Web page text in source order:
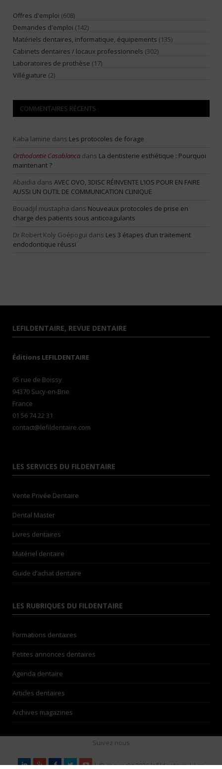
Offres d'emploi (608)
Demandes d'emploi (142)
Matériels dentaires, informatique, équipements (135)
Cabinets dentaires / locaux professionnels (302)
Laboratoires de prothèse (17)
Villégiature (2)
COMMENTAIRES RÉCENTS
Kaba lamine dans Les protocoles de forage
Orthodontie Casablanca dans La dentisterie esthétique : Pourquoi
maintenant ?
Abaidia dans AVEC OVO, 3DISC RÉINVENTE L’IOS POUR EN FAIRE
AUSSI UN OUTIL DE COMMUNICATION CLINIQUE
Bouadjil mustapha dans Nouveaux protocoles de prise en
charge des patients sous anticoagulants
Dr Robert Koly Goépogui dans Les 3 étapes d’un traitement
endodontique réussi
LEFILDENTAIRE, REVUE DENTAIRE
Éditions LEFILDENTAIRE
95 rue de Boissy
94370 Sucy-en-Brie
France
01 56 74 22 31
contact@lefildentaire.com
LES SERVICES DU FILDENTAIRE
Vente Privée Dentaire
Dental Master
Livres dentaires
Matériel dentaire
Guide d’achat dentaire
LES RUBRIQUES DU FILDENTAIRE
Formations dentaires
Petites annonces dentaires
Agenda dentaire
Articles dentaires
Archives magazines
Suivez nous
| © copyright 2026 lefildentaire |Les